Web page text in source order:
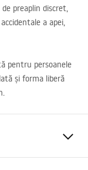
preaplin discret,
a apei,
pentru persoanele
și forma liberă